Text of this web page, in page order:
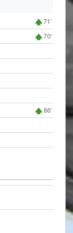
71'
70'
86'